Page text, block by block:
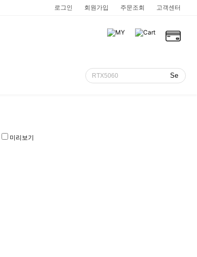
로그인 회원가입 주문조회 고객센터
미리보기